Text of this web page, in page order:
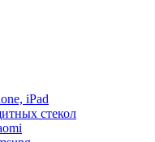
iPad
стекол